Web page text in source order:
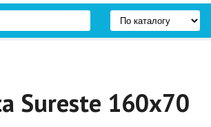
Sureste 160x70